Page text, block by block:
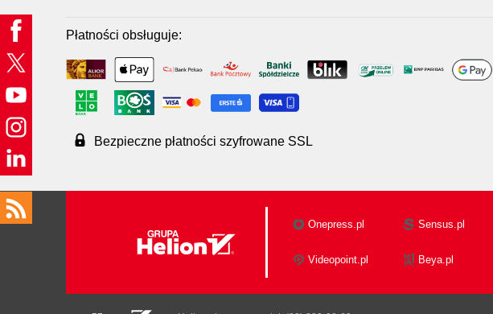
Płatności obsługuje:
Bezpieczne płatności szyfrowane SSL
Onepress.pl Sensus.pl
Videopoint.pl Beya.pl